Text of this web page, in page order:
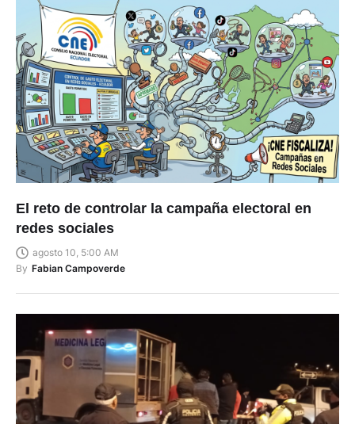
El reto de controlar la campaña electoral en
redes sociales
agosto 10, 5:00 AM
By Fabian Campoverde